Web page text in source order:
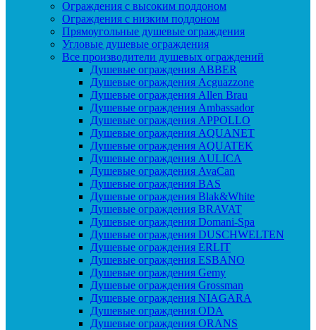
Ограждения с высоким поддоном
Ограждения с низким поддоном
Прямоугольные душевые ограждения
Угловые душевые ограждения
Все производители душевых ограждений
Душевые ограждения ABBER
Душевые ограждения Acguazzone
Душевые ограждения Allen Brau
Душевые ограждения Ambassador
Душевые ограждения APPOLLO
Душевые ограждения AQUANET
Душевые ограждения AQUATEK
Душевые ограждения AULICA
Душевые ограждения AvaCan
Душевые ограждения BAS
Душевые ограждения Blak&White
Душевые ограждения BRAVAT
Душевые ограждения Domani-Spa
Душевые ограждения DUSCHWELTEN
Душевые ограждения ERLIT
Душевые ограждения ESBANO
Душевые ограждения Gemy
Душевые ограждения Grossman
Душевые ограждения NIAGARA
Душевые ограждения ODA
Душевые ограждения ORANS